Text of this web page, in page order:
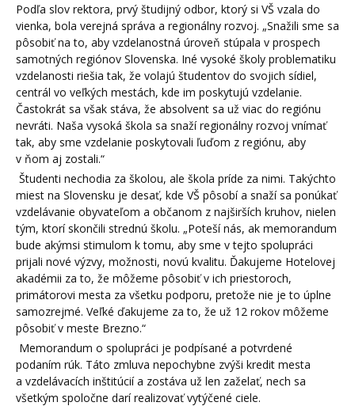
Podľa slov rektora, prvý študijný odbor, ktorý si VŠ vzala do
vienka, bola verejná správa a regionálny rozvoj. „Snažili sme sa
pôsobiť na to, aby vzdelanostná úroveň stúpala v prospech
samotných regiónov Slovenska. Iné vysoké školy problematiku
vzdelanosti riešia tak, že volajú študentov do svojich sídiel,
centrál vo veľkých mestách, kde im poskytujú vzdelanie.
Častokrát sa však stáva, že absolvent sa už viac do regiónu
nevráti. Naša vysoká škola sa snaží regionálny rozvoj vnímať
tak, aby sme vzdelanie poskytovali ľuďom z regiónu, aby
v ňom aj zostali.“
Študenti nechodia za školou, ale škola príde za nimi. Takýchto
miest na Slovensku je desať, kde VŠ pôsobí a snaží sa ponúkať
vzdelávanie obyvateľom a občanom z najširších kruhov, nielen
tým, ktorí skončili strednú školu. „Poteší nás, ak memorandum
bude akýmsi stimulom k tomu, aby sme v tejto spolupráci
prijali nové výzvy, možnosti, novú kvalitu. Ďakujeme Hotelovej
akadémii za to, že môžeme pôsobiť v ich priestoroch,
primátorovi mesta za všetku podporu, pretože nie je to úplne
samozrejmé. Veľké ďakujeme za to, že už 12 rokov môžeme
pôsobiť v meste Brezno.“
Memorandum o spolupráci je podpísané a potvrdené
podaním rúk. Táto zmluva nepochybne zvýši kredit mesta
a vzdelávacích inštitúcií a zostáva už len zaželať, nech sa
všetkým spoločne darí realizovať vytýčené ciele.